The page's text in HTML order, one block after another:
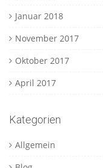
Januar 2018
November 2017
Oktober 2017
April 2017
Kategorien
Allgemein